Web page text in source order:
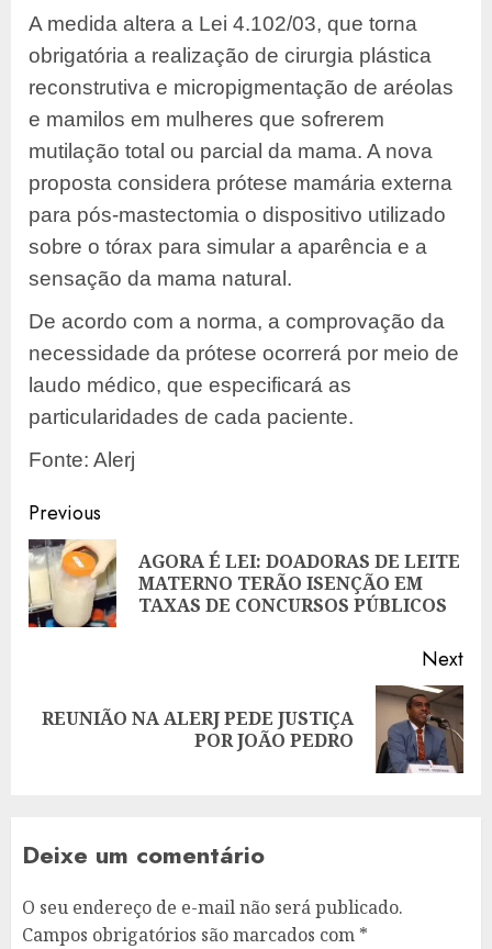
A medida altera a Lei 4.102/03, que torna
obrigatória a realização de cirurgia plástica
reconstrutiva e micropigmentação de aréolas
e mamilos em mulheres que sofrerem
mutilação total ou parcial da mama. A nova
proposta considera prótese mamária externa
para pós-mastectomia o dispositivo utilizado
sobre o tórax para simular a aparência e a
sensação da mama natural.
De acordo com a norma, a comprovação da
necessidade da prótese ocorrerá por meio de
laudo médico, que especificará as
particularidades de cada paciente.
Fonte: Alerj
Post
navigation
Previous
AGORA É LEI: DOADORAS DE LEITE
MATERNO TERÃO ISENÇÃO EM
TAXAS DE CONCURSOS PÚBLICOS
Next
Next
REUNIÃO NA ALERJ PEDE JUSTIÇA
POR JOÃO PEDRO
Deixe um comentário
O seu endereço de e-mail não será publicado.
Campos obrigatórios são marcados com *